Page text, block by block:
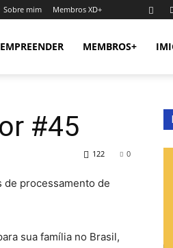
Sobre mim Membros XD+
EMPREENDER MEMBROS+
#45
0
122
de processamento de
sua família no Brasil,